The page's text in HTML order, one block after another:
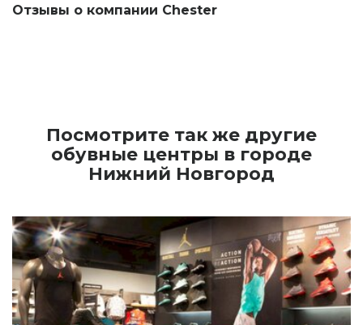
Отзывы о компании Chester
Посмотрите так же другие
обувные центры в городе
Нижний Новгород